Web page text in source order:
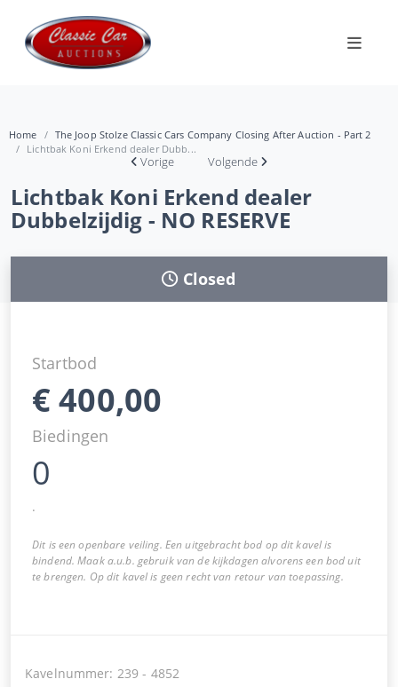
Home
The Joop Stolze Classic Cars Company Closing After Auction - Part 2
Lichtbak Koni Erkend dealer Dubb...
Vorige Volgende
Lichtbak Koni Erkend dealer
Dubbelzijdig - NO RESERVE
Closed
Startbod
€400,00
Biedingen
0
.
Dit is een openbare veiling. Een uitgebracht bod op dit kavel is
bindend. Maak a.u.b. gebruik van de kijkdagen alvorens een bod uit
te brengen. Op dit kavel is geen recht van retour van toepassing.
Kavelnummer: 239 - 4852